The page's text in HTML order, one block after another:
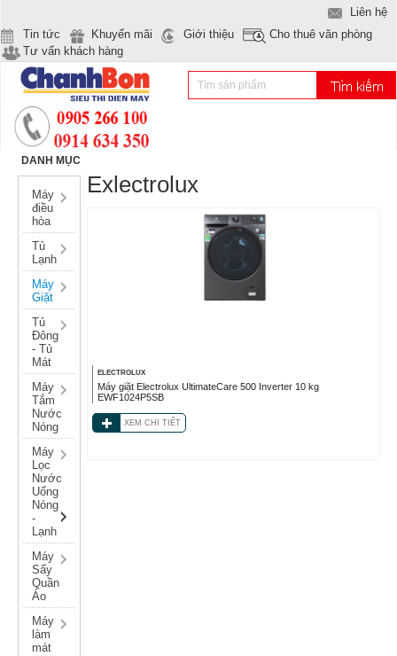
Liên hệ
Tin tức
Khuyến mãi Giới thiệu
Cho thuê văn phòng
Tư vấn khách hàng
DANH MỤC
Máy
điều
hòa
Tủ
Lạnh
Máy
Giặt
Tủ
Đông
- Tủ
Mát
Máy
Tắm
Nước
Nóng
Máy
Lọc
Nước
Uống
Nóng
-
Lạnh
Máy
Sấy
Quần
Áo
Máy
làm
mát
Exlectrolux
ELECTROLUX
Máy giặt Electrolux UltimateCare 500 Inverter 10 kg
EWF1024P5SB
XEM CHI TIẾT